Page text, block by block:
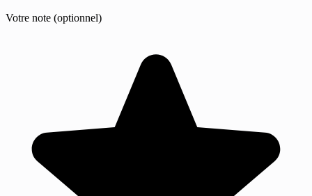
Votre note (optionnel)